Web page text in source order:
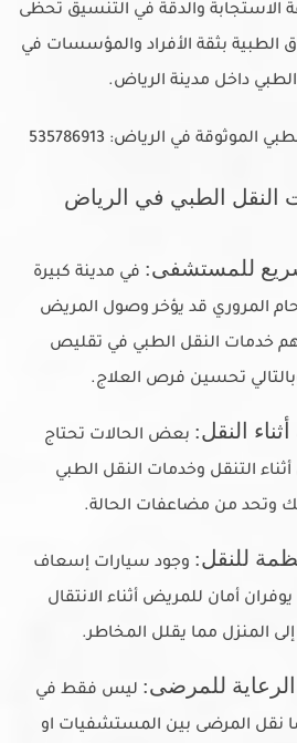
والدقة في التنسيق تحظى
بثقة الأفراد والمؤسسات في
داخل مدينة الرياض.
النقل الطبي في الرياض
للمستشفى: في مدينة كبيرة
المروري قد يؤخر وصول المريض
خدمات النقل الطبي في تقليص
تحسين فرص العلاج.
النقل: بعض الحالات تحتاج
التنقل وخدمات النقل الطبي
وتحد من مضاعفات الحالة.
للنقل: وجود سيارات إسعاف
أمان للمريض أثناء الانتقال
المنزل مما يقلل المخاطر.
للمرضى: ليس فقط في
نقل المرضى بين المستشفيات او